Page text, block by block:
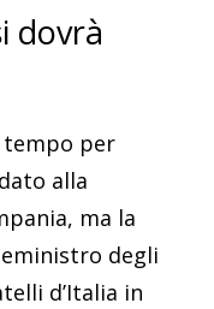
dovrà
per
alla
ma la
degli
d’Italia in